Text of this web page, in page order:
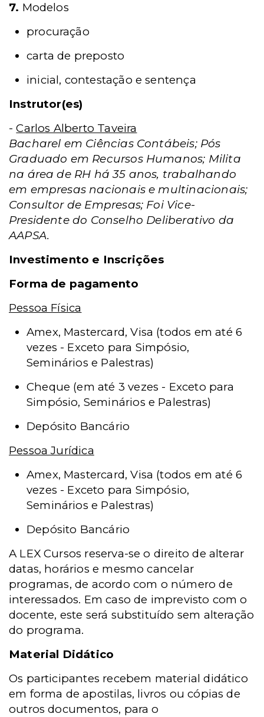
7. Modelos
procuração
carta de preposto
inicial, contestação e sentença
Instrutor(es)
-Carlos Alberto Taveira
Bacharel em Ciências Contábeis; Pós
Graduado em Recursos Humanos; Milita
na área de RH há 35 anos, trabalhando
em empresas nacionais e multinacionais;
Consultor de Empresas; Foi Vice-
Presidente do Conselho Deliberativo da
AAPSA.
Investimento e Inscrições
Forma de pagamento
Pessoa Física
Amex, Mastercard, Visa (todos em até 6
vezes - Exceto para Simpósio,
Seminários e Palestras)
Cheque (em até 3 vezes - Exceto para
Simpósio, Seminários e Palestras)
Depósito Bancário
Pessoa Jurídica
Amex, Mastercard, Visa (todos em até 6
vezes - Exceto para Simpósio,
Seminários e Palestras)
Depósito Bancário
A LEX Cursos reserva-se o direito de alterar
datas, horários e mesmo cancelar
programas, de acordo com o número de
interessados. Em caso de imprevisto com o
docente, este será substituído sem alteração
do programa.
Material Didático
Os participantes recebem material didático
em forma de apostilas, livros ou cópias de
outros documentos, para o